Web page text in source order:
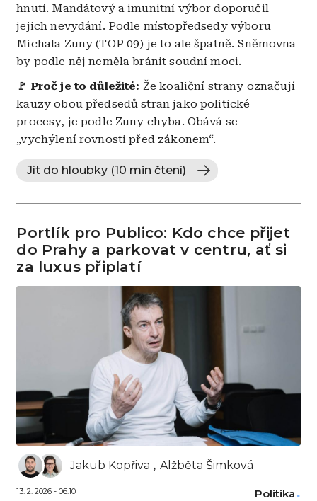
hnutí. Mandátový a imunitní výbor doporučil
jejich nevydání. Podle místopředsedy výboru
Michala Zuny (TOP 09) je to ale špatně. Sněmovna
by podle něj neměla bránit soudní moci.
🚩 Proč je to důležité: Že koaliční strany označují
kauzy obou předsedů stran jako politické
procesy, je podle Zuny chyba. Obává se
„vychýlení rovnosti před zákonem“.
Jít do hloubky (10 min čtení)
Portlík pro Publico: Kdo chce přijet
do Prahy a parkovat v centru, ať si
za luxus připlatí
Jakub Kopřiva Alžběta Šimková
13. 2. 2026 - 06:10 Politika